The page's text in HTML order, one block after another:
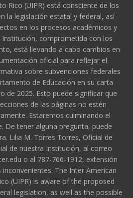
Rico (UIPR) está consciente de los
la legislación estatal y federal, así
en los procesos académicos y
Institución, comprometida con los
está llevando a cabo cambios en
oficial para reflejar el
sobre subvenciones federales
de Educación en su carta
de 2025. Esto puede significar que
de las páginas no estén
Estaremos culminando el
De tener alguna pregunta, puede
Lilia M. Torres Torres, Oficial de
de nuestra Institución, al correo
o al 787-766-1912, extensión
The Inter American
(UIPR) is aware of the proposed
legislation, as well as the possible